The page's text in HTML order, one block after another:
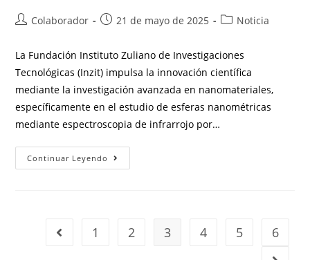
Colaborador 21 de mayo de 2025 Noticia
La Fundación Instituto Zuliano de Investigaciones
Tecnológicas (Inzit) impulsa la innovación científica
mediante la investigación avanzada en nanomateriales,
específicamente en el estudio de esferas nanométricas
mediante espectroscopia de infrarrojo por…
Continuar Leyendo
1 2 3 4 5 6